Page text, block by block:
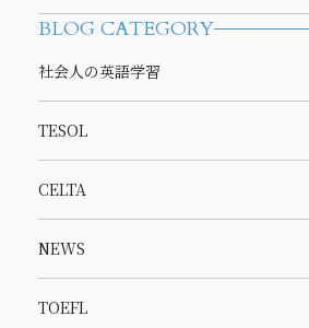
BLOG CATEGORY
社会人の英語学習
TESOL
CELTA
NEWS
TOEFL